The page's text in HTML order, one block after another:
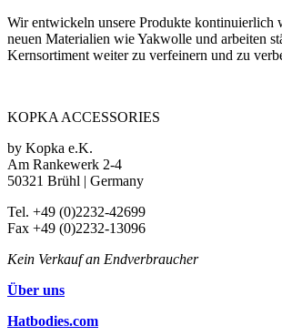
Wir entwickeln unsere Produkte kontinuierlich
neuen Materialien wie Yakwolle und arbeiten
Kernsortiment weiter zu verfeinern und zu
KOPKA ACCESSORIES
by Kopka e.K.
Am Rankewerk 2-4
50321 Brühl | Germany
Tel. +49 (0)2232-42699
Fax +49 (0)2232-13096
Kein Verkauf an Endverbraucher
Über uns
Hatbodies.com